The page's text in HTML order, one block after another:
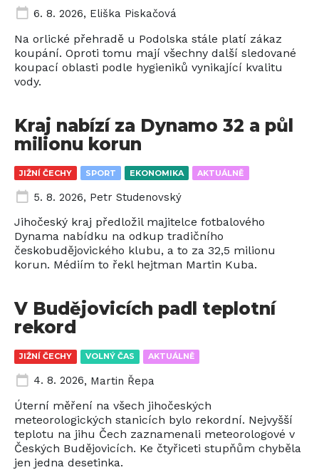
6. 8. 2026, Eliška Piskačová
Na orlické přehradě u Podolska stále platí zákaz
koupání. Oproti tomu mají všechny další sledované
koupací oblasti podle hygieniků vynikající kvalitu
vody.
JIŽNÍ ČECHY SPORT EKONOMIKA AKTUÁLNĚ
Kraj nabízí za Dynamo 32 a půl
milionu korun
5. 8. 2026, Petr Studenovský
Jihočeský kraj předložil majitelce fotbalového
Dynama nabídku na odkup tradičního
českobudějovického klubu, a to za 32,5 milionu
korun. Médiím to řekl hejtman Martin Kuba.
JIŽNÍ ČECHY VOLNÝ ČAS AKTUÁLNĚ
V Budějovicích padl teplotní
rekord
4. 8. 2026, Martin Řepa
Úterní měření na všech jihočeských
meteorologických stanicích bylo rekordní. Nejvyšší
teplotu na jihu Čech zaznamenali meteorologové v
Českých Budějovicích. Ke čtyřiceti stupňům chyběla
jen jedna desetinka.